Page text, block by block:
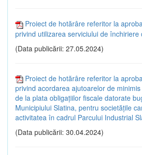
Proiect de hotărâre referitor la
privind utilizarea serviciului de închiriere
(Data publicării: 27.05.2024)
Proiect de hotărâre referitor la
privind acordarea ajutoarelor de
de la plata obligațiilor fiscale datorate
Municipiului Slatina, pentru societățile
activitatea în cadrul Parcului Industrial
(Data publicării: 30.04.2024)